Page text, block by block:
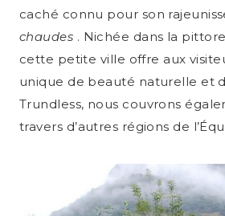
caché connu pour son
chaudes . Nichée dans la
cette petite ville offre aux
unique de beauté naturelle et
Trundless, nous couvrons
travers d’autres régions de